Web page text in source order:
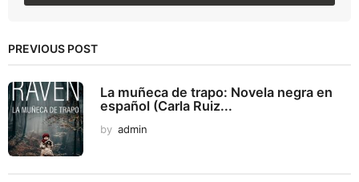
PREVIOUS POST
La muñeca de trapo: Novela negra en
español (Carla Ruiz...
by admin